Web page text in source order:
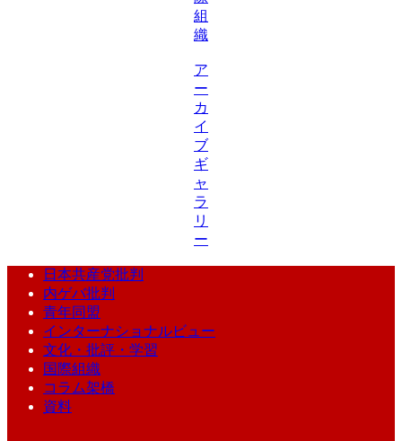
組
織
ア
ー
カ
イ
ブ
ギ
ャ
ラ
リ
ー
日本共産党批判
内ゲバ批判
青年同盟
インターナショナルビュー
文化・批評・学習
国際組織
コラム架橋
資料